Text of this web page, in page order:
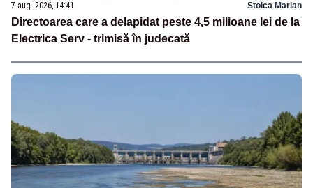
7 aug. 2026, 14:41 Stoica Marian
Directoarea care a delapidat peste 4,5 milioane lei de la
Electrica Serv - trimisă în judecată